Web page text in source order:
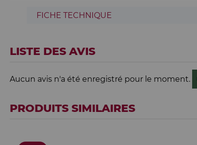
FICHE TECHNIQUE
LISTE DES AVIS
Aucun avis n'a été enregistré pour le moment.
PRODUITS SIMILAIRES